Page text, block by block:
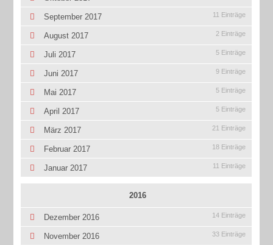
September 2017 11 Einträge
August 2017 2 Einträge
Juli 2017 5 Einträge
Juni 2017 9 Einträge
Mai 2017 5 Einträge
April 2017 5 Einträge
März 2017 21 Einträge
Februar 2017 18 Einträge
Januar 2017 11 Einträge
2016
Dezember 2016 14 Einträge
November 2016 33 Einträge